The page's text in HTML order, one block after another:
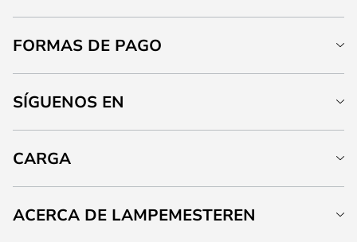
FORMAS DE PAGO
SÍGUENOS EN
CARGA
ACERCA DE LAMPEMESTEREN